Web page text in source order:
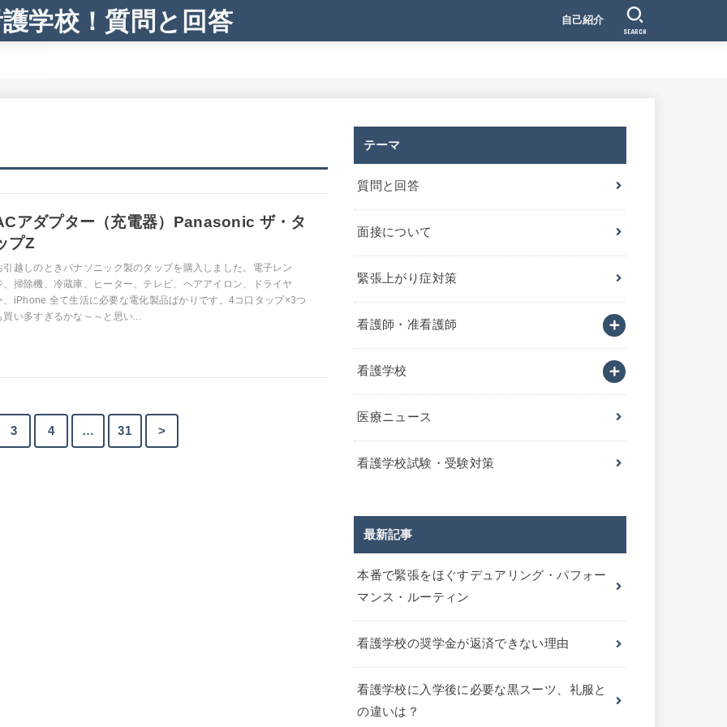
学校！質問と回答 自己紹介
SEARCH
アダプター（充電器）Panasonic ザ・タ
プZ
引越しのときパナソニック製のタップを購入しました。電子レン
、掃除機、冷蔵庫、ヒーター、テレビ、ヘアアイロン、ドライヤ
、iPhone 全て生活に必要な電化製品ばかりです。4コ口タップ×3つ
買い多すぎるかな～～と思い...
3 4 … 31 >
テーマ
質問と回答
面接について
緊張上がり症対策
看護師・准看護師
看護学校
医療ニュース
看護学校試験・受験対策
最新記事
本番で緊張をほぐすデュアリング・パフォー
マンス・ルーティン
看護学校の奨学金が返済できない理由
看護学校に入学後に必要な黒スーツ、礼服と
の違いは？